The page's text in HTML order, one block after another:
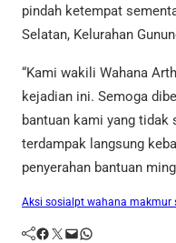
pindah ketempat
Selatan, Kelurahan
“Kami wakili Wahana
kejadian ini. Semoga
bantuan kami yang tidak
terdampak langsung
penyerahan bantuan
Aksi sosialpt wahana makmur
Facebook Twitter Mail WhatsApp